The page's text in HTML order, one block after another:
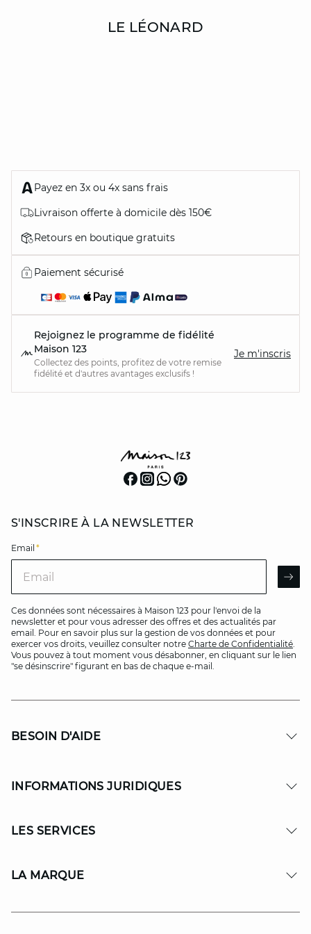
LE LÉONARD
Payez en 3x ou 4x sans frais
Livraison offerte à domicile dès 150€
Retours en boutique gratuits
Paiement sécurisé
Rejoignez le programme de fidélité
Maison 123
Collectez des points, profitez de votre remise
fidélité et d'autres avantages exclusifs !
Je m'inscris
S'INSCRIRE À LA NEWSLETTER
Email *
Ces données sont nécessaires à Maison 123 pour l'envoi de la
newsletter et pour vous adresser des offres et des actualités par
email. Pour en savoir plus sur la gestion de vos données et pour
exercer vos droits, veuillez consulter notre Charte de Confidentialité.
Vous pouvez à tout moment vous désabonner, en cliquant sur le lien
"se désinscrire" figurant en bas de chaque e-mail.
BESOIN D'AIDE
INFORMATIONS JURIDIQUES
LES SERVICES
LA MARQUE